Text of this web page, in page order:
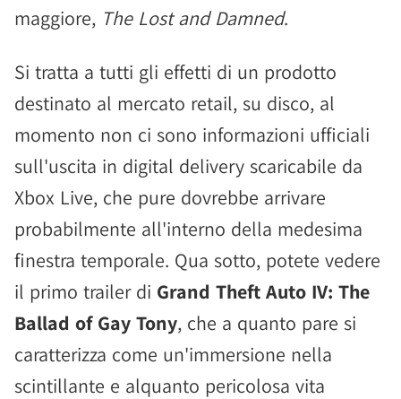
maggiore, The Lost and Damned.
Si tratta a tutti gli effetti di un prodotto
destinato al mercato retail, su disco, al
momento non ci sono informazioni ufficiali
sull'uscita in digital delivery scaricabile da
Xbox Live, che pure dovrebbe arrivare
probabilmente all'interno della medesima
finestra temporale. Qua sotto, potete vedere
il primo trailer di Grand Theft Auto IV: The
Ballad of Gay Tony, che a quanto pare si
caratterizza come un'immersione nella
scintillante e alquanto pericolosa vita